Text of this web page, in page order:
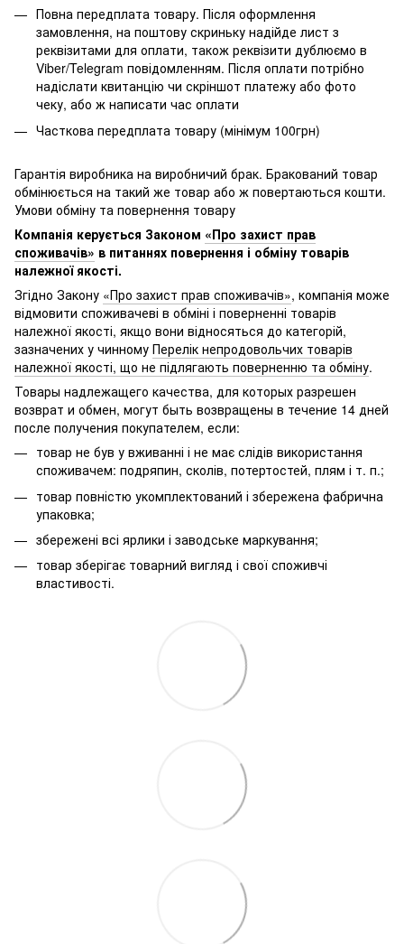
Повна передплата товару. Після оформлення
замовлення, на поштову скриньку надійде лист з
реквізитами для оплати, також реквізити дублюємо в
Viber/Telegram повідомленням. Після оплати потрібно
надіслати квитанцію чи скріншот платежу або фото
чеку, або ж написати час оплати
Часткова передплата товару (мінімум 100грн)
Гарантія виробника на виробничий брак. Бракований товар
обмінюється на такий же товар або ж повертаються кошти.
Умови обміну та повернення товару
Компанія керується Законом «Про захист прав
споживачів» в питаннях повернення і обміну товарів
належної якості.
Згідно Закону «Про захист прав споживачів», компанія може
відмовити споживачеві в обміні і поверненні товарів
належної якості, якщо вони відносяться до категорій,
зазначених у чинному Перелік непродовольчих товарів
належної якості, що не підлягають поверненню та обміну.
Товары надлежащего качества, для которых разрешен
возврат и обмен, могут быть возвращены в течение 14 дней
после получения покупателем, если:
товар не був у вживанні і не має слідів використання
споживачем: подряпин, сколів, потертостей, плям і т. п.;
товар повністю укомплектований і збережена фабрична
упаковка;
збережені всі ярлики і заводське маркування;
товар зберігає товарний вигляд і свої споживчі
властивості.